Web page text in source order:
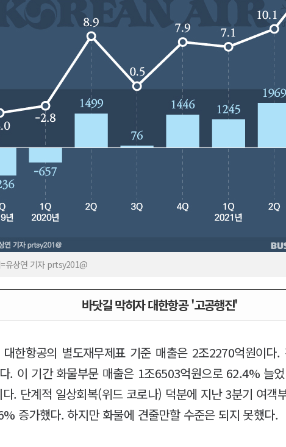
유상연 기자 prtsy201@
바닷길 막히자 대한항공 '고공행진'
한항공의 별도재무제표 기준 매출은 2조2270억원이다
. 이 기간 화물부문 매출은 1조6503억원으로 62.4% 늘
. 단계적 일상회복(위드 코로나) 덕분에 지난 3분기 여객
증가했다. 하지만 화물에 견줄만할 수준은 되지 못했다.